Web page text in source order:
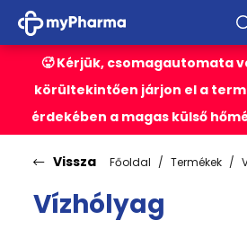
🥵 Kérjük, csomagautomata
körültekintően járjon el a
érdekében a magas külső
Vissza Főoldal Termékek
Vízhólyag